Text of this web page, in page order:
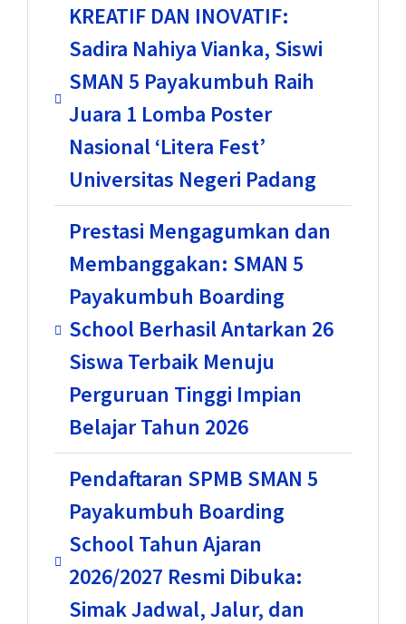
KREATIF DAN INOVATIF:
Sadira Nahiya Vianka, Siswi
SMAN 5 Payakumbuh Raih
Juara 1 Lomba Poster
Nasional ‘Litera Fest’
Universitas Negeri Padang
Prestasi Mengagumkan dan
Membanggakan: SMAN 5
Payakumbuh Boarding
School Berhasil Antarkan 26
Siswa Terbaik Menuju
Perguruan Tinggi Impian
Belajar Tahun 2026
Pendaftaran SPMB SMAN 5
Payakumbuh Boarding
School Tahun Ajaran
2026/2027 Resmi Dibuka:
Simak Jadwal, Jalur, dan